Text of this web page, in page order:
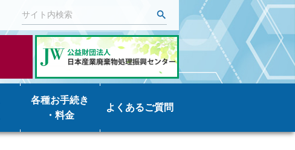
各種お手続き
・料金
よくあるご質問